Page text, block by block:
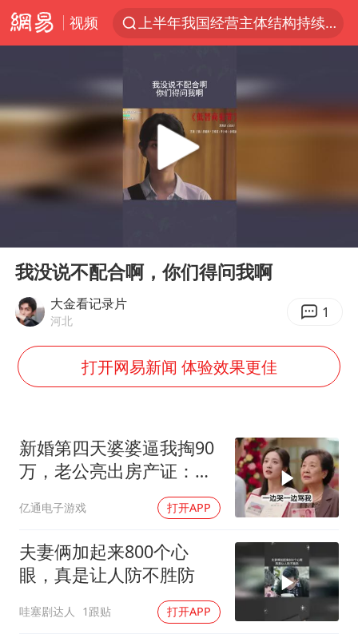
视频
上半年我国经营主体结构持续优化
《披荆斩棘2026》阵容官宣
国足U17与阿森纳决赛取消 并列冠军
2025年小学教师减少13.19万
以军士兵把枪口对准中国记者
韩军前线部队连曝丑闻
笔试第一被劝弃考涉事副校长被撤职
构建更高水平的全民健身公共服务体系
香港高温刷新历史纪录
灌溉水坝被隔成鱼塘 村民投诉20余年
中国第1高楼阻尼器摆动明显
奋力开创中国式现代化建设新局面
Play
我没说不配合啊，你们得问我啊
大金看记录片
河北 1
打开网易新闻 体验效果更佳
新婚第四天婆婆逼我掏90
万，老公亮出房产证：
亿通电子游戏 打开APP
夫妻俩加起来800个心
眼，真是让人防不胜防
哇塞剧达人 1跟贴 打开APP